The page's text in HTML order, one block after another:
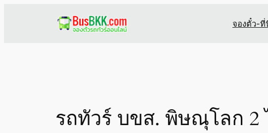
จองตั๋ว-ที่
รถทัวร์ บขส. พิษณุโลก 2